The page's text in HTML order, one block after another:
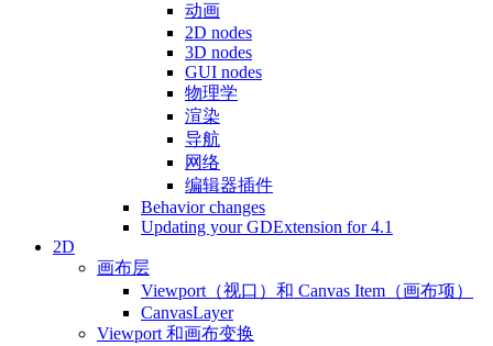
动画
2D nodes
3D nodes
GUI nodes
物理学
渲染
导航
网络
编辑器插件
Behavior changes
Updating your GDExtension for 4.1
2D
画布层
Viewport（视口）和 Canvas Item（画布项）
CanvasLayer
Viewport 和画布变换